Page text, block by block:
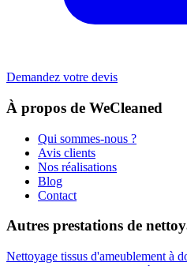
Demandez votre devis
À propos de WeCleaned
Qui sommes-nous ?
Avis clients
Nos réalisations
Blog
Contact
Autres prestations de
Nettoyage tissus d'ameublement à